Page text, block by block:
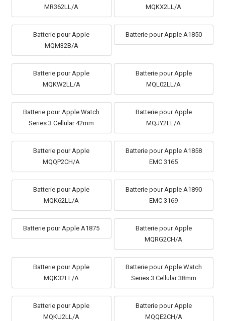
MR362LL/A
MQKX2LL/A
Batterie pour Apple
MQM32B/A
Batterie pour Apple A1850
Batterie pour Apple
MQKW2LL/A
Batterie pour Apple
MQL02LL/A
Batterie pour Apple Watch
Series 3 Cellular 42mm
Batterie pour Apple
MQJY2LL/A
Batterie pour Apple
MQQP2CH/A
Batterie pour Apple A1858
EMC 3165
Batterie pour Apple
MQK62LL/A
Batterie pour Apple A1890
EMC 3169
Batterie pour Apple A1875
Batterie pour Apple
MQRG2CH/A
Batterie pour Apple
MQK32LL/A
Batterie pour Apple Watch
Series 3 Cellular 38mm
Batterie pour Apple
MQKU2LL/A
Batterie pour Apple
MQQE2CH/A